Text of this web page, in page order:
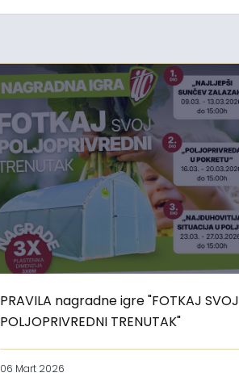
PRAVILA nagradne igre "FOTKAJ SVOJ
POLJOPRIVREDNI TRENUTAK"
06 Mart 2026